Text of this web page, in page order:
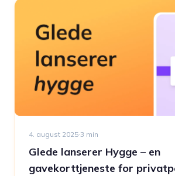
4. august 2025·3 min
Glede lanserer Hygge – en
gavekorttjeneste for